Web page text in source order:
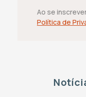
Ao se
Política de